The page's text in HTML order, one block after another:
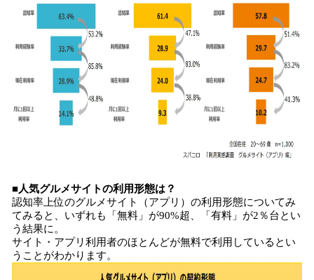
■人気グルメサイトの利用形態は？
認知率上位のグルメサイト（アプリ）の利用形態についてみ
てみると、いずれも「無料」が90%超、「有料」が2％台とい
う結果に。
サイト・アプリ利用者のほとんどが無料で利用しているとい
うことがわかります。